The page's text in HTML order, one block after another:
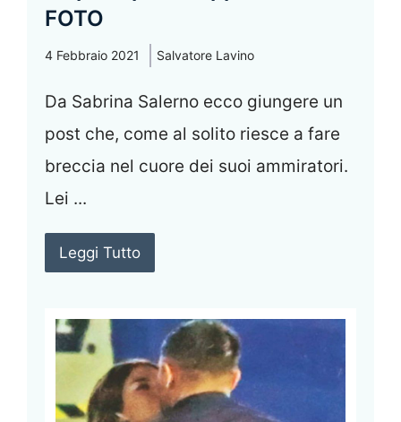
FOTO
4 Febbraio 2021 Salvatore Lavino
Da Sabrina Salerno ecco giungere un
post che, come al solito riesce a fare
breccia nel cuore dei suoi ammiratori.
Lei ...
Leggi Tutto